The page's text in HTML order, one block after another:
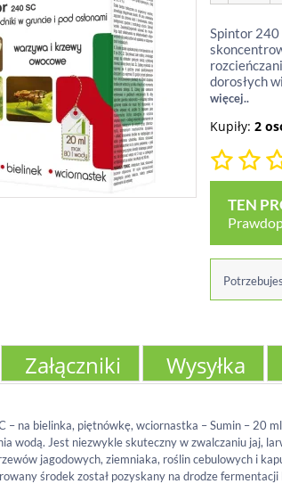
Spintor 240
dorosłych
więcej..
Kupiły: 2
TEN
Załączniki Wysyłka
– na bielinka, piętnówkę, wciornastka – Sumin – 20
wodą. Jest niezwykle skuteczny w zwalczaniu jaj,
jagodowych, ziemniaka, roślin cebulowych i
środek został pozyskany na drodze